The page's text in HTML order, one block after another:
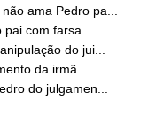
ama Pedro pa...
com farsa...
do jui...
da irmã ...
do julgamen...